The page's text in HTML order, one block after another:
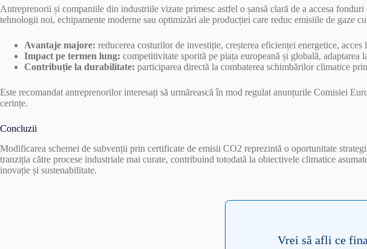
Antreprenorii și companiile din industriile vizate primesc astfel o șansă clară de a accesa
tehnologii noi, echipamente moderne sau optimizări ale producției care reduc emisiile de gaze cu
Avantaje majore: reducerea costurilor de investiție, creșterea eficienței energetice, acces
Impact pe termen lung: competitivitate sporită pe piața europeană și globală,
Contribuție la durabilitate: participarea directă la combaterea schimbărilor climatice
Este recomandat antreprenorilor interesați să urmărească în mod regulat anunțurile Comisiei
cerințe.
Concluzii
Modificarea schemei de subvenții prin certificate de emisii CO2 reprezintă o oportunitate
tranziția către procese industriale mai curate, contribuind totodată la obiectivele climatice
inovație și sustenabilitate.
Vrei să afli ce